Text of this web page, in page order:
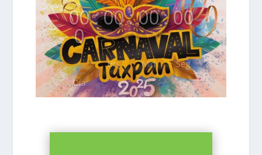
00
0
Día
:00
Hrs
:00
Min
:00
Seg